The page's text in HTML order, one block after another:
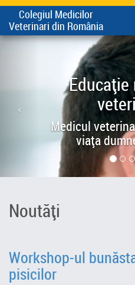
Colegiul Medicilor
Veterinari din România
Educație
Medicul
viața
Noutăți
Workshop-ul
pisicilor